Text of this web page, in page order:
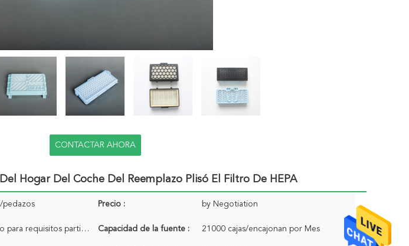
CONTACTAR AHORA
Hogar Del Coche Del Reemplazo Plisó El Filtro De HEPA
pedazos Precio : by Negotiation
Según el arreglo para requisitos particulares del usuario Capacidad de la fuente : 21000 cajas/encajonan por Mes